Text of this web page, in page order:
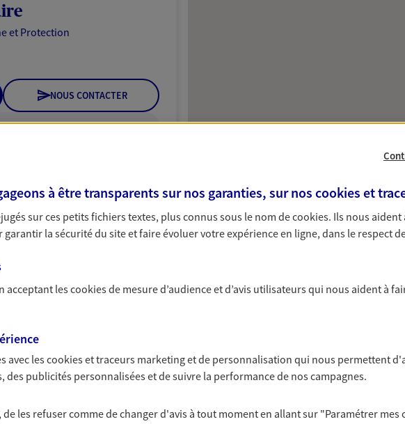
et Protection
NOUS CONTACTER
SITE WEB
et Protection
NOUS CONTACTER
exclusif AXA France
à être transparents sur nos garanties, sur nos cookies et
sur ces petits fichiers textes, plus connus sous le nom decookies. Ils nous
la sécurité du site et faire évoluer votre expérience en ligne, dans le respect
acceptant lescookiesde mesure d’audience et d’avis utilisateurs qui nous aident à
avec lescookies et traceurs marketing et de personnalisation qui nous permettent
des publicités personnalisées et de suivre la performance de nos campagnes.
de les refuser comme de changer d'avis à tout moment en allant sur "Paramétrer mes